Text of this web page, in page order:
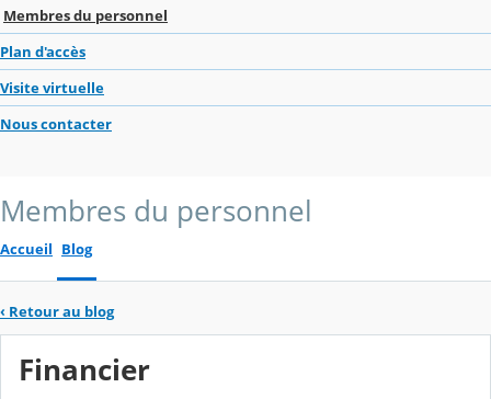
Membres du personnel
Plan d'accès
Visite virtuelle
Nous contacter
Membres du personnel
Accueil Blog
‹ Retour au blog
Financier